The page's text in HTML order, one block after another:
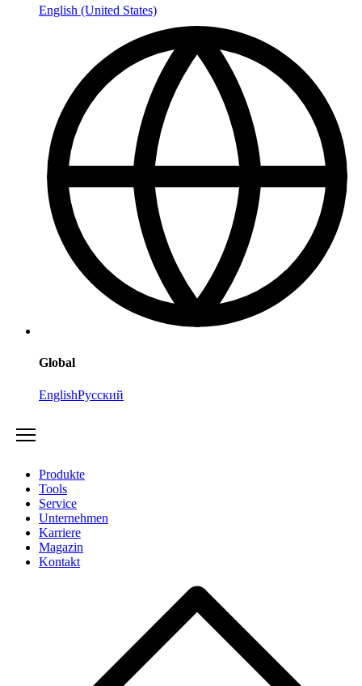
English (United States)
Global
EnglishРусский
Produkte
Tools
Service
Unternehmen
Karriere
Magazin
Kontakt